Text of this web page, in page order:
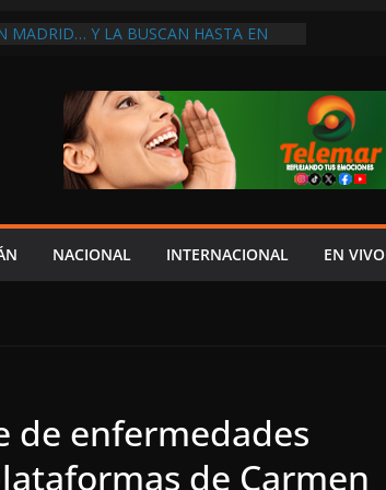
MADRID… Y LA BUSCAN HASTA EN
UNA DE LAS CADENAS DE ARTÍCULOS
DE EUROPA: MARCEL CARRILLO
PEOR MOMENTO: PAN; LA ECONOMÍA
CRECE LA INSEGURIDAD, NO HAY
SON CENSURADOS
EL TIEMPO”; INFRAESTRUCTURA
Y URGE MODERNIZARLA:
NACIONAL INTERNACIONAL EN VIVO
de enfermedades
de Carmen